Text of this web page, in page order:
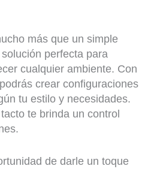
más que un simple
perfecta para
cualquier ambiente. Con
crear configuraciones
tu estilo y necesidades.
te brinda un control
de darle un toque